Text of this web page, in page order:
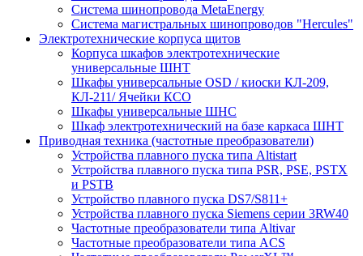
Система шинопровода MetaEnergy
Система магистральных шинопроводов "Hercules"
Электротехнические корпуса щитов
Корпуса шкафов электротехнические
универсальные ШНТ
Шкафы универсальные OSD / киоски КЛ-209,
КЛ-211/ Ячейки КСО
Шкафы универсальные ШНС
Шкаф электротехнический на базе каркаса ШНТ
Приводная техника (частотные преобразователи)
Устройства плавного пуска типа Altistart
Устройства плавного пуска типа PSR, PSE, PSTX
и PSTB
Устройство плавного пуска DS7/S811+
Устройства плавного пуска Siemens серии 3RW40
Частотные преобразователи типа Altivar
Частотные преобразователи типа ACS